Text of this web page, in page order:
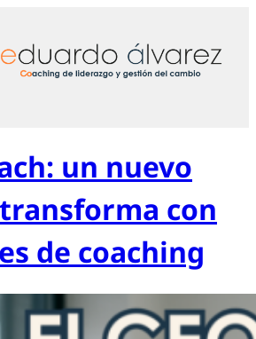
un nuevo
con
de coaching